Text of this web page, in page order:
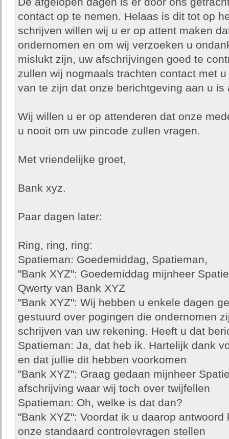
contact op te nemen. Helaas is dit tot op
schrijven willen wij u er op attent maken
ondernomen en om wij verzoeken u
mislukt zijn, uw afschrijvingen goed te
zullen wij nogmaals trachten contact met
van te zijn dat onze berichtgeving aan u is
Wij willen u er op attenderen dat onze
u nooit om uw pincode zullen vragen.
Met vriendelijke groet,
Bank xyz.
Paar dagen later:
Ring, ring, ring:
Spatieman: Goedemiddag, Spatieman,
"Bank XYZ": Goedemiddag mijnheer
Qwerty van Bank XYZ
"Bank XYZ": Wij hebben u enkele dagen
gestuurd over pogingen die ondernomen
schrijven van uw rekening. Heeft u dat
Spatieman: Ja, dat heb ik. Hartelijk dank
en dat jullie dit hebben voorkomen
"Bank XYZ": Graag gedaan mijnheer
afschrijving waar wij toch over twijfellen
Spatieman: Oh, welke is dat dan?
"Bank XYZ": Voordat ik u daarop
onze standaard controlevragen stellen